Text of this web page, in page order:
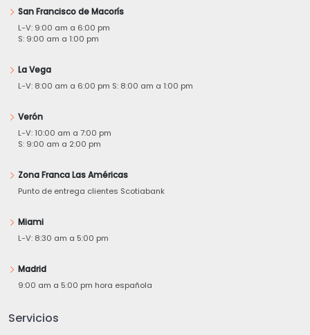
San Francisco de Macorís
L-V: 9:00 am a 6:00 pm
S: 9:00 am a 1:00 pm
La Vega
L-V: 8:00 am a 6:00 pm S: 8:00 am a 1:00 pm
Verón
L-V: 10:00 am a 7:00 pm
S: 9:00 am a 2:00 pm
Zona Franca Las Américas
Punto de entrega clientes Scotiabank
Miami
L-V: 8:30 am a 5:00 pm
Madrid
9:00 am a 5:00 pm hora española
Servicios